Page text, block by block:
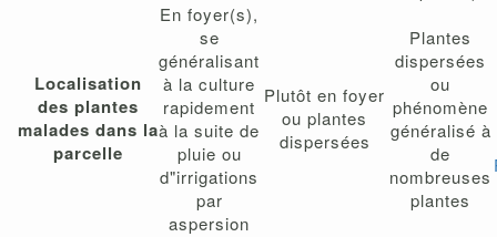
Localisation
des plantes
malades dans la
parcelle
En foyer(s),
se
généralisant
à la culture
rapidement
à la suite de
pluie ou
d"irrigations
par
aspersion
Plutôt en foyer
ou plantes
dispersées
Plantes
dispersées
ou
phénomène
généralisé à
de
nombreuses
plantes